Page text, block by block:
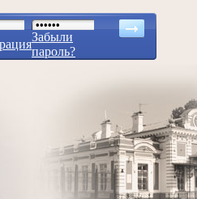
Забыли
пароль?